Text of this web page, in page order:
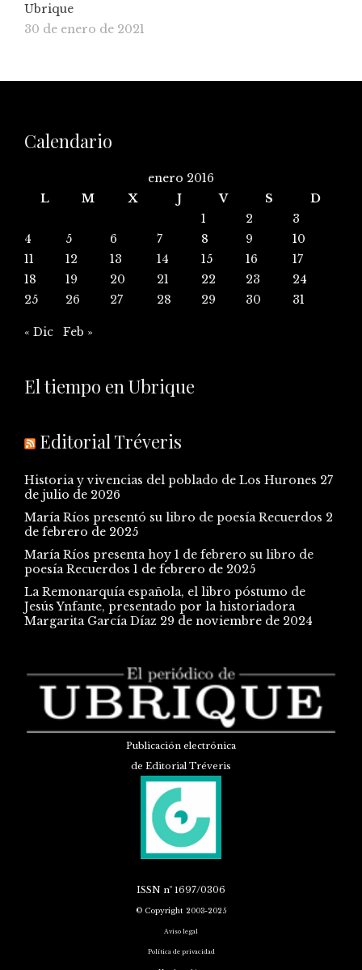
Ubrique
30 de enero de 2021
Calendario
enero 2016
L
M X J V S
D
1
2
3
4
5 6 7 8 9
10
11
12 13 14 15 16
17
18
19 20 21 22 23
24
25
26 27 28 29 30 31
« Dic Feb »
El tiempo en Ubrique
Editorial Tréveris
Historia y vivencias del poblado de Los Hurones 27
de julio de 2026
María Ríos presentó su libro de poesía Recuerdos 2
de febrero de 2025
María Ríos presenta hoy 1 de febrero su libro de
poesía Recuerdos 1 de febrero de 2025
La Remonarquía española, el libro póstumo de
Jesús Ynfante, presentado por la historiadora
Margarita García Díaz 29 de noviembre de 2024
Publicación electrónica
de Editorial Tréveris
ISSN nº 1697/0306
© Copyright 2003-2025
Aviso legal
Política de privacidad